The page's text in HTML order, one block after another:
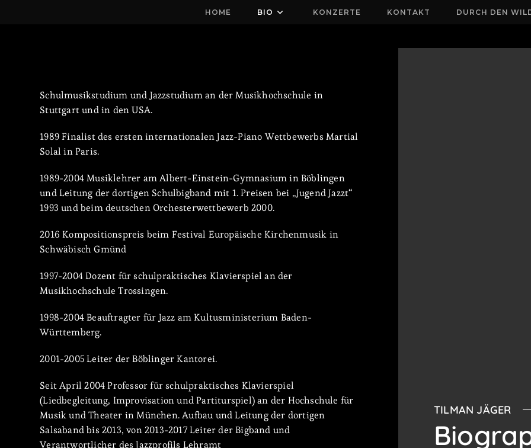
HOME BIO KONZERTE KONTAKT DURCH DEN
Schulmusikstudium und Jazzstudium an der Musikhochschule in
Stuttgart und in den USA.
1989 Finalist des ersten internationalen Jazz-Piano Wettbewerbs Martial
Solal in Paris.
1989-2004 Musiklehrer am Albert-Einstein-Gymnasium in Böblingen
und Leitung der dortigen Schulbigband mit 1. Preisen bei „Jugend Jazzt“
1993 und beim deutschen Orchesterwettbewerb 2000.
2016 Kompositionspreis beim Festival Europäische Kirchenmusik in
Schwäbisch Gmünd
1997-2004 Dozent für schulpraktisches Klavierspiel an der
Musikhochschule Trossingen.
1998-2004 Beauftragter für Jazz am Kultusministerium Baden-
Württemberg.
2001-2005 Leiter der Böblinger Kantorei.
Seit April 2004 Professor für schulpraktisches Klavierspiel
(Liedbegleitung, Improvisation und Partiturspiel) an der Hochschule für
Musik und Theater in München. Aufbau und Leitung der dortigen
Salsaband bis 2013, von 2013-2017 Leiter der Bigband und
Verantwortlicher des Jazzprofils Lehramt
TILMAN JÄGER